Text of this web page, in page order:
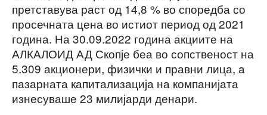
претставува раст од 14,8 % во споредба со
просечната цена во истиот период од 2021
година. На 30.09.2022 година акциите на
АЛКАЛОИД АД Скопје беа во сопственост на
5.309 акционери, физички и правни лица, a
пазарната капитализација на компанијата
изнесуваше 23 милијарди денари.